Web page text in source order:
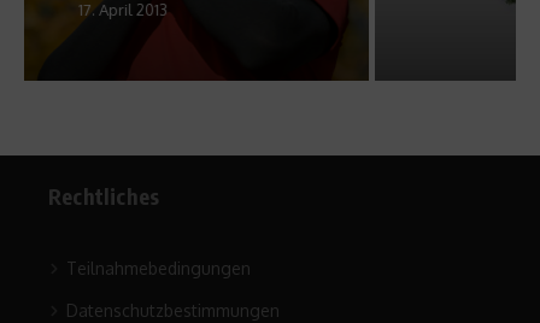
Rechtliches
Teilnahmebedingungen
Datenschutzbestimmungen